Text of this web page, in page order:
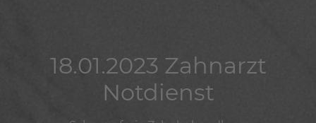
18.01.2023 Zahnarzt
Notdienst
18.01.2023 Zahnarzt
Notdienst
18.01.2023 Zahnarzt
Notdienst